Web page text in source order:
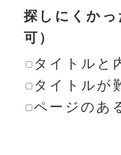
探しにくか
可）
タイトルと
タイトルが
ページのあ